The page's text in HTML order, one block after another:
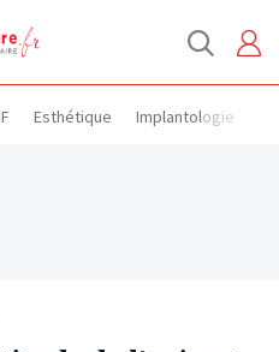
Esthétique Implantologie